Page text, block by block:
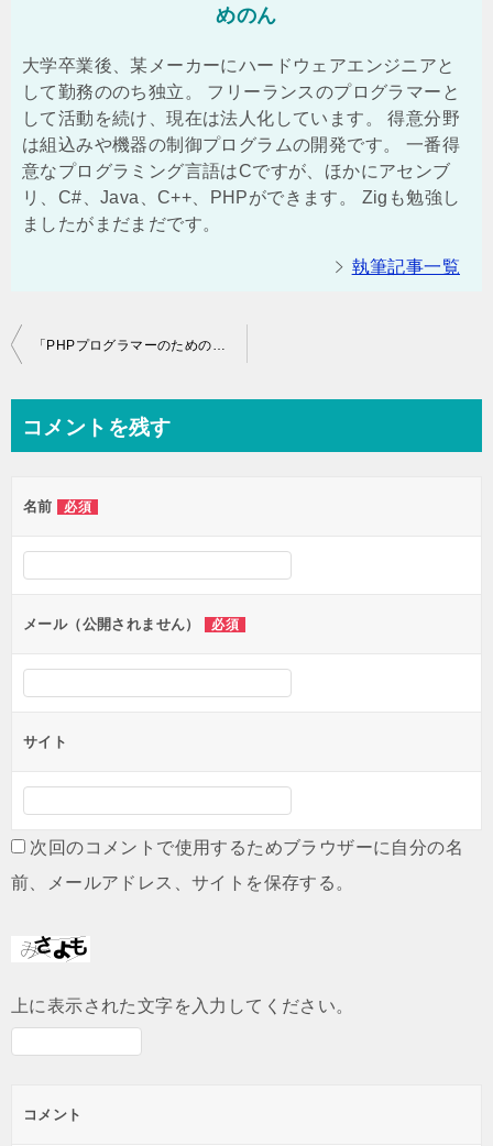
めのん
大学卒業後、某メーカーにハードウェアエンジニアと
して勤務ののち独立。 フリーランスのプログラマーと
して活動を続け、現在は法人化しています。 得意分野
は組込みや機器の制御プログラムの開発です。 一番得
意なプログラミング言語はCですが、ほかにアセンブ
リ、C#、Java、C++、PHPができます。 Zigも勉強し
ましたがまだまだです。
執筆記事一覧
投
ビ
ー
シ
ン
「PHPプログラマーのためのC講座」の準備を始めます。
コメントを残す
名前 必須
メール（公開されません） 必須
サイト
次回のコメントで使用するためブラウザーに自分の名
前、メールアドレス、サイトを保存する。
上に表示された文字を入力してください。
コメント